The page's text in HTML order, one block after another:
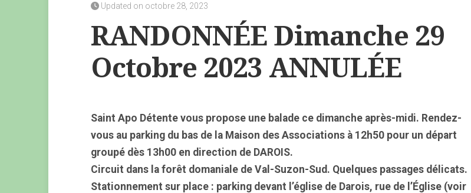
Updated on octobre 28, 2023
RANDONNÉE Dimanche 29
Octobre 2023 ANNULÉE
Saint Apo Détente vous propose une balade ce dimanche après-midi. Rendez-
vous au parking du bas de la Maison des Associations à 12h50 pour un départ
groupé dès 13h00 en direction de DAROIS.
Circuit dans la forêt domaniale de Val-Suzon-Sud. Quelques passages délicats.
Stationnement sur place : parking devant l’église de Darois, rue de l’Église (voir